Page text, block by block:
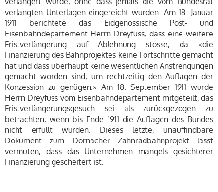
verlangten Unterlagen eingereicht wurden. Am 18. Januar
1911 berichtete das Eidgenössische Post- und
Eisenbahndepartement Herrn Dreyfuss, dass eine weitere
Fristverlängerung auf Ablehnung stosse, da «die
Finanzierung des Bahnprojektes keine Fortschritte gemacht
hat und dass überhaupt keine wesentlichen Anstrengungen
gemacht worden sind, um rechtzeitig den Auflagen der
Konzession zu genügen.» Am 18. September 1911 wurde
Herrn Dreyfuss vom Eisenbahndepartement mitgeteilt, das
Fristverlängerungsgesuch sei als zurückgezogen zu
betrachten, wenn bis Ende 1911 die Auflagen des Bundes
nicht erfüllt würden. Dieses letzte, unauffindbare
Dokument zum Dornacher Zahnradbahnprojekt lässt
vermuten, dass das Unternehmen mangels gesichterer
Finanzierung gescheitert ist.